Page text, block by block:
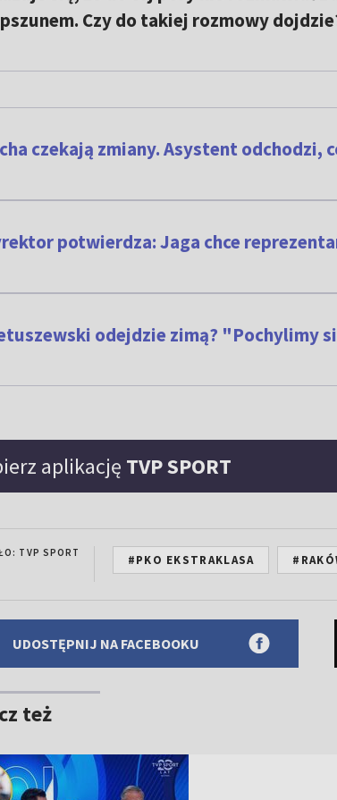
Czy do takiej rozmowy
czekają zmiany. Asystent odchodzi,
potwierdza: Jaga chce
odejdzie zimą? "Pochylimy
aplikację TVP SPORT
TVP SPORT #PKO EKSTRAKLASA
UDOSTĘPNIJ NA FACEBOOKU
też